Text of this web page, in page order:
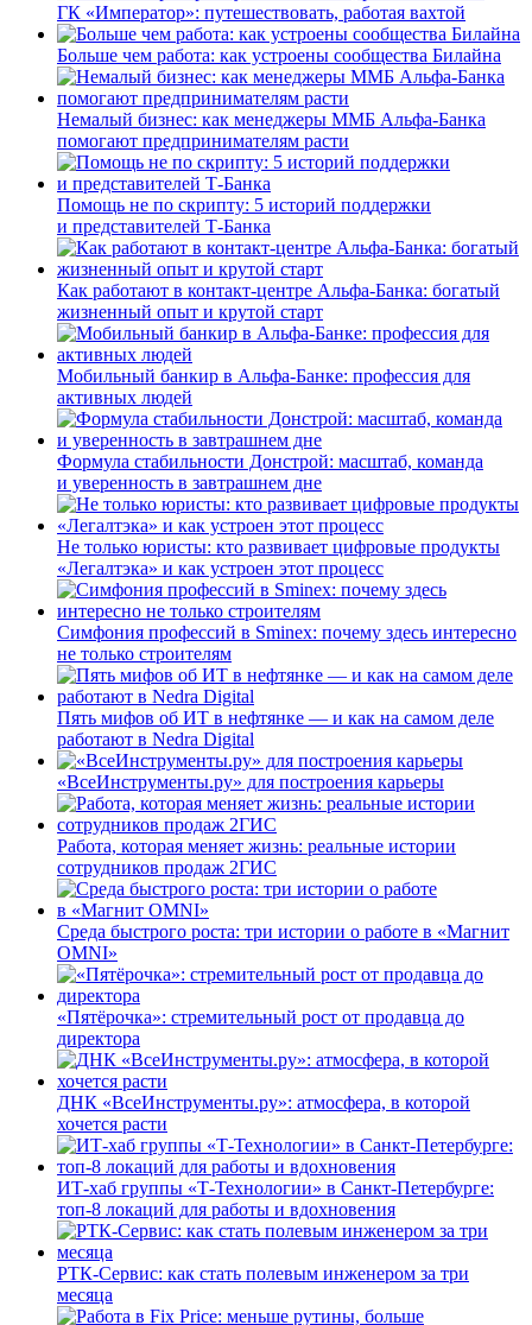
ГК «Император»: путешествовать, работая вахтой
Больше чем работа: как устроены сообщества Билайна
Немалый бизнес: как менеджеры ММБ Альфа-Банка
помогают предпринимателям расти
Помощь не по скрипту: 5 историй поддержки
и представителей Т-Банка
Как работают в контакт-центре Альфа-Банка: богатый
жизненный опыт и крутой старт
Мобильный банкир в Альфа-Банке: профессия для
активных людей
Формула стабильности Донстрой: масштаб, команда
и уверенность в завтрашнем дне
Не только юристы: кто развивает цифровые продукты
«Легалтэка» и как устроен этот процесс
Симфония профессий в Sminex: почему здесь интересно
не только строителям
Пять мифов об ИТ в нефтянке — и как на самом деле
работают в Nedra Digital
«ВсеИнструменты.ру» для построения карьеры
Работа, которая меняет жизнь: реальные истории
сотрудников продаж 2ГИС
Среда быстрого роста: три истории о работе в «Магнит
OMNI»
«Пятёрочка»: стремительный рост от продавца до
директора
ДНК «ВсеИнструменты.ру»: атмосфера, в которой
хочется расти
ИТ-хаб группы «Т-Технологии» в Санкт-Петербурге:
топ-8 локаций для работы и вдохновения
РТК-Сервис: как стать полевым инженером за три
месяца